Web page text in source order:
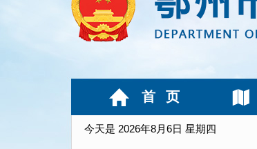
今天是 2026年8月6日 星期四
首 页